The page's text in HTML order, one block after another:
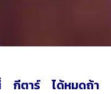
กีตาร์ ได้หมดถ้า